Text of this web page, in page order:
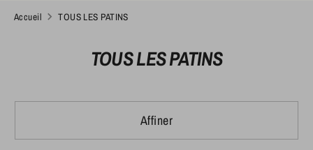
Accueil TOUS LES PATINS
TOUS LES PATINS
Affiner